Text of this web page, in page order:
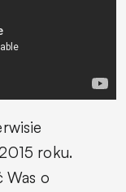
roku.
Was o